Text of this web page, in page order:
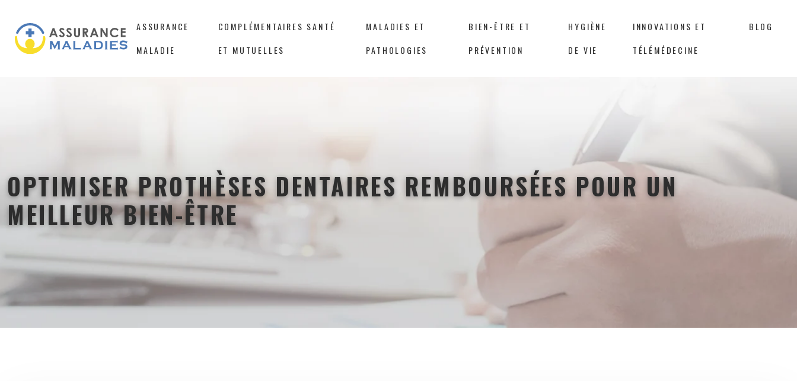
ASSURANCE
MALADIE
COMPLÉMENTAIRES SANTÉ
ET MUTUELLES
MALADIES ET
PATHOLOGIES
BIEN-ÊTRE ET
PRÉVENTION
HYGIÈNE
DE VIE
INNOVATIONS ET
TÉLÉMÉDECINE
BLOG
OPTIMISER PROTHÈSES DENTAIRES REMBOURSÉES POUR UN
MEILLEUR BIEN-ÊTRE